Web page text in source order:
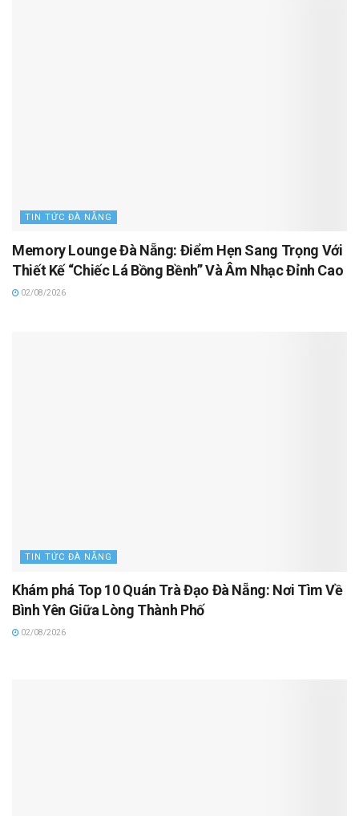
TIN TỨC ĐÀ NẴNG
Memory Lounge Đà Nẵng: Điểm Hẹn Sang Trọng Với
Thiết Kế “Chiếc Lá Bồng Bềnh” Và Âm Nhạc Đỉnh Cao
02/08/2026
TIN TỨC ĐÀ NẴNG
Khám phá Top 10 Quán Trà Đạo Đà Nẵng: Nơi Tìm Về
Bình Yên Giữa Lòng Thành Phố
02/08/2026